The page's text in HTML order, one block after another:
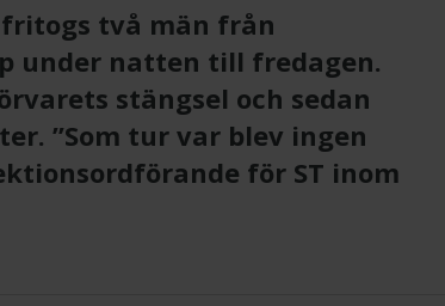
två män från
under natten till fredagen.
stängsel och sedan
”Som tur var blev ingen
för ST inom